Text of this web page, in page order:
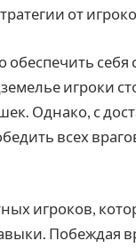
от
обеспечить
игроки
Однако, с
всех
игроков,
Побеждая